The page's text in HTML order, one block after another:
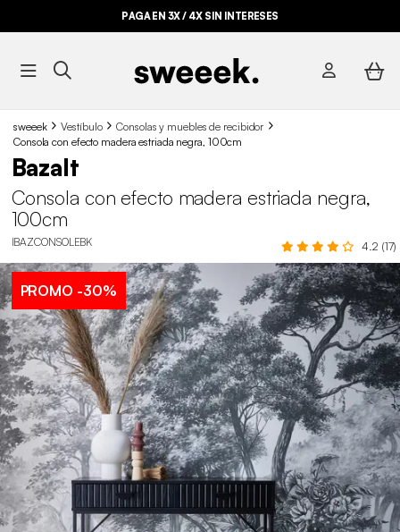
PAGA EN 3X / 4X SIN INTERESES
sweeek Vestíbulo
Consolas y muebles de recibidor
Consola con efecto madera estriada negra, 100cm
Bazalt
Consola con efecto madera estriada negra,
100cm
IBAZCONSOLEBK 4.2 (17)
PROMO -30%